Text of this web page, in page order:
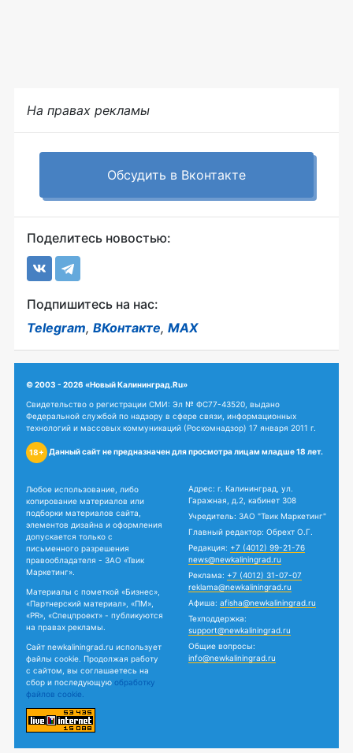
На правах рекламы
Обсудить в Вконтакте
Поделитесь новостью:
Подпишитесь на нас:
Telegram, ВКонтакте, MAX
© 2003 - 2026 «Новый Калининград.Ru»
Свидетельство о регистрации СМИ: Эл № ФС77-43520, выдано
Федеральной службой по надзору в сфере связи, информационных
технологий и массовых коммуникаций (Роскомнадзор) 17 января 2011 г.
18+ Данный сайт не предназначен для просмотра лицам младше 18 лет.
Любое использование, либо
копирование материалов или
подборки материалов сайта,
элементов дизайна и оформления
допускается только с
письменного разрешения
правообладателя - ЗАО «Твик
Маркетинг».
Материалы с пометкой «Бизнес»,
«Партнерский материал», «ПМ»,
«PR», «Спецпроект» - публикуются
на правах рекламы.
Сайт newkaliningrad.ru использует
файлы cookie. Продолжая работу
с сайтом, вы соглашаетесь на
сбор и последующую обработку
файлов cookie.
Адрес: г. Калининград, ул.
Гаражная, д.2, кабинет 308
Учредитель: ЗАО "Твик Маркетинг"
Главный редактор: Обрехт О.Г.
Редакция: +7 (4012) 99-21-76
news@newkaliningrad.ru
Реклама: +7 (4012) 31-07-07
reklama@newkaliningrad.ru
Афиша: afisha@newkaliningrad.ru
Техподдержка:
support@newkaliningrad.ru
Общие вопросы:
info@newkaliningrad.ru